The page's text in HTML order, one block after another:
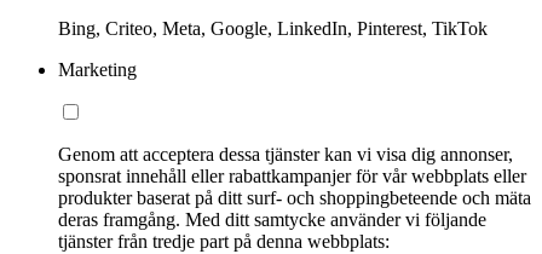
Bing, Criteo, Meta, Google, LinkedIn, Pinterest, TikTok
Marketing
Genom att acceptera dessa tjänster kan vi visa dig annonser,
sponsrat innehåll eller rabattkampanjer för vår webbplats eller
produkter baserat på ditt surf- och shoppingbeteende och mäta
deras framgång. Med ditt samtycke använder vi följande
tjänster från tredje part på denna webbplats: